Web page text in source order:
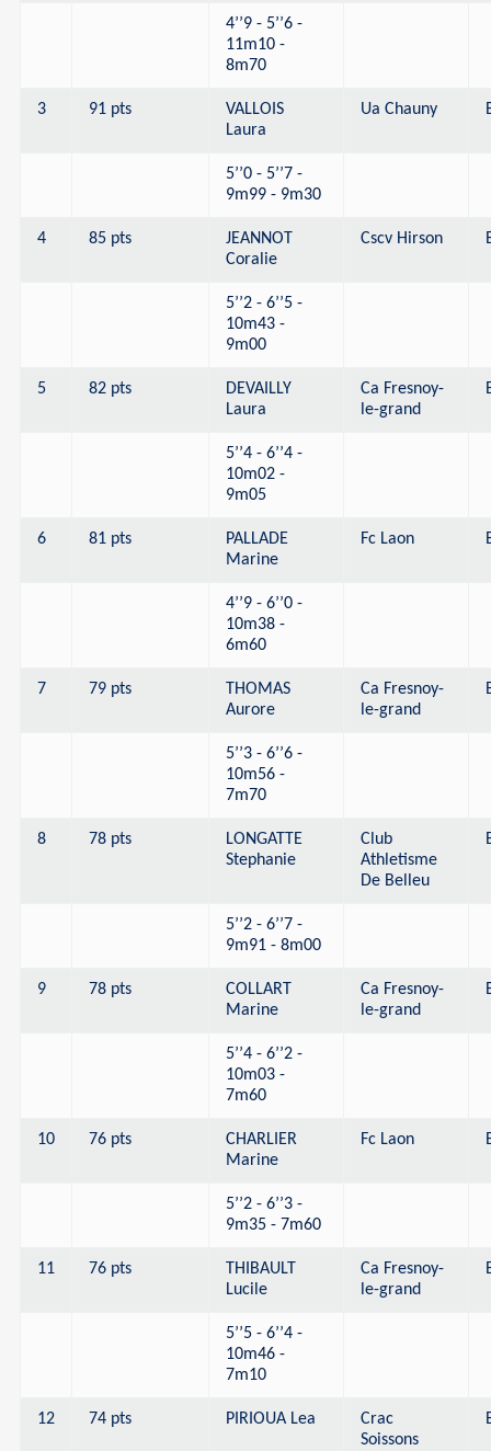
4’’9 - 5’’6 -
11m10 -
8m70
3 91 pts
VALLOIS
Laura
Ua Chauny
5’’0 - 5’’7 -
9m99 - 9m30
4 85 pts
JEANNOT
Coralie
Cscv Hirson
5’’2 - 6’’5 -
10m43 -
9m00
5 82 pts
DEVAILLY
Laura
Ca Fresnoy-
le-grand
5’’4 - 6’’4 -
10m02 -
9m05
6 81 pts
PALLADE
Marine
Fc Laon
4’’9 - 6’’0 -
10m38 -
6m60
7 79 pts
THOMAS
Aurore
Ca Fresnoy-
le-grand
5’’3 - 6’’6 -
10m56 -
7m70
8 78 pts
LONGATTE
Stephanie
Club
Athletisme
De Belleu
5’’2 - 6’’7 -
9m91 - 8m00
9 78 pts
COLLART
Marine
Ca Fresnoy-
le-grand
5’’4 - 6’’2 -
10m03 -
7m60
10 76 pts
CHARLIER
Marine
Fc Laon
5’’2 - 6’’3 -
9m35 - 7m60
11 76 pts
THIBAULT
Lucile
Ca Fresnoy-
le-grand
5’’5 - 6’’4 -
10m46 -
7m10
12 74 pts PIRIOUA Lea
Crac
Soissons